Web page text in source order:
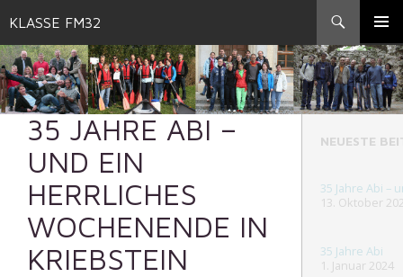
KLASSE FM32
TO
CONTENT
35 JAHRE ABI –
UND EIN
HERRLICHES
WOCHENENDE IN
KRIEBSTEIN
NEUESTE
35 Jahre Abi –
13. Oktober
35 Jahre Abi
1. Januar 2024